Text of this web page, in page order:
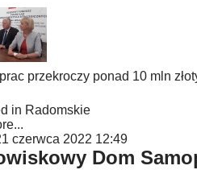
przekroczy ponad 10 mln
in Radomskie
czerwca 2022 12:49
Dom